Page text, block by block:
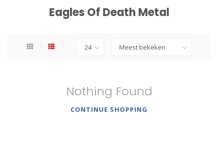
Eagles Of Death Metal
Nothing Found
CONTINUE SHOPPING